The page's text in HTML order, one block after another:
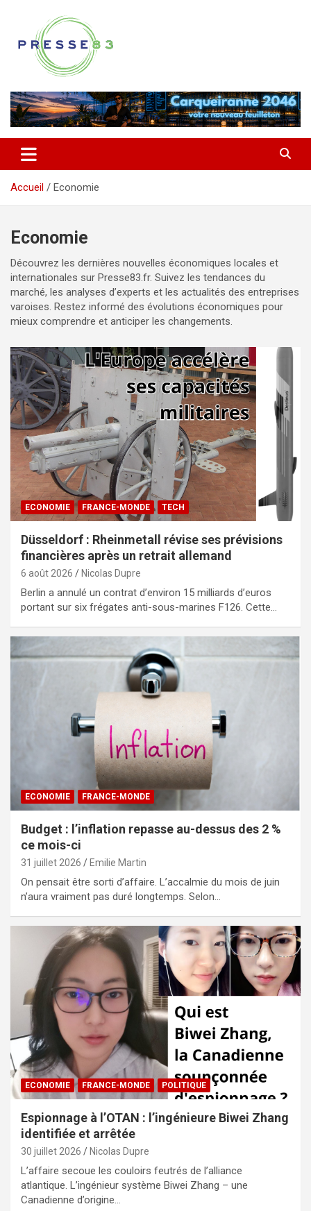
contenu
Presse 83
Accueil Economie
Economie
Découvrez les dernières nouvelles économiques locales et
internationales sur Presse83.fr. Suivez les tendances du
marché, les analyses d’experts et les actualités des entreprises
varoises. Restez informé des évolutions économiques pour
mieux comprendre et anticiper les changements.
ECONOMIE FRANCE-MONDE TECH
Düsseldorf : Rheinmetall révise ses prévisions
financières après un retrait allemand
6 août 2026 Nicolas Dupre
Berlin a annulé un contrat d’environ 15 milliards d’euros
portant sur six frégates anti-sous-marines F126. Cette…
ECONOMIE FRANCE-MONDE
Budget : l’inflation repasse au-dessus des 2 %
ce mois-ci
31 juillet 2026 Emilie Martin
On pensait être sorti d’affaire. L’accalmie du mois de juin
n’aura vraiment pas duré longtemps. Selon…
ECONOMIE FRANCE-MONDE POLITIQUE
Espionnage à l’OTAN : l’ingénieure Biwei Zhang
identifiée et arrêtée
30 juillet 2026 Nicolas Dupre
L’affaire secoue les couloirs feutrés de l’alliance
atlantique. L’ingénieur système Biwei Zhang – une
Canadienne d’origine…